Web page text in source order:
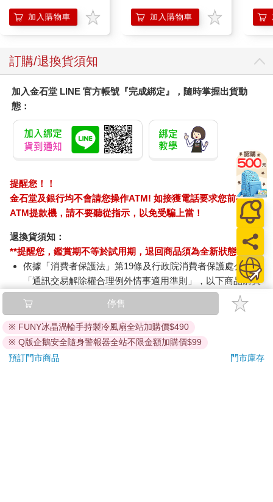
加入購物車 加入購物車
訂購/退換貨須知
加入金石堂 LINE 官方帳號『完成綁定』，隨時掌握出貨動
態：
提醒您！！
金石堂及銀行均不會請您操作ATM! 如接獲電話要求您前往
ATM提款機，請不要聽從指示，以免受騙上當！
退換貨須知：
**提醒您，鑑賞期不等於試用期，退回商品須為全新狀態**
依據「消費者保護法」第19條及行政院消費者保護處公告之
「通訊交易解除權合理例外情事適用準則」，以下商品購買
後，除商品本身有瑕疵外，將不提供7天的猶豫期：
易於腐敗、保存期限較短或解約時即將逾期。（如：生
鮮食品）
依消費者要求所為之客製化給付。（客製化商品）
報紙、期刊或雜誌。（含MOOK、外文雜誌）
停售
※ FUNY冰晶渦輪手持製冷風扇全站加購價$490
※ Q版企鵝安全隨身警報器全站不限金額加購價$99
預訂門市商品
門市庫存